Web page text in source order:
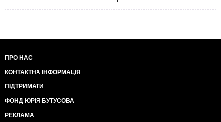
ПРО НАС
КОНТАКТНА ІНФОРМАЦІЯ
ПІДТРИМАТИ
ФОНД ЮРІЯ БУТУСОВА
РЕКЛАМА